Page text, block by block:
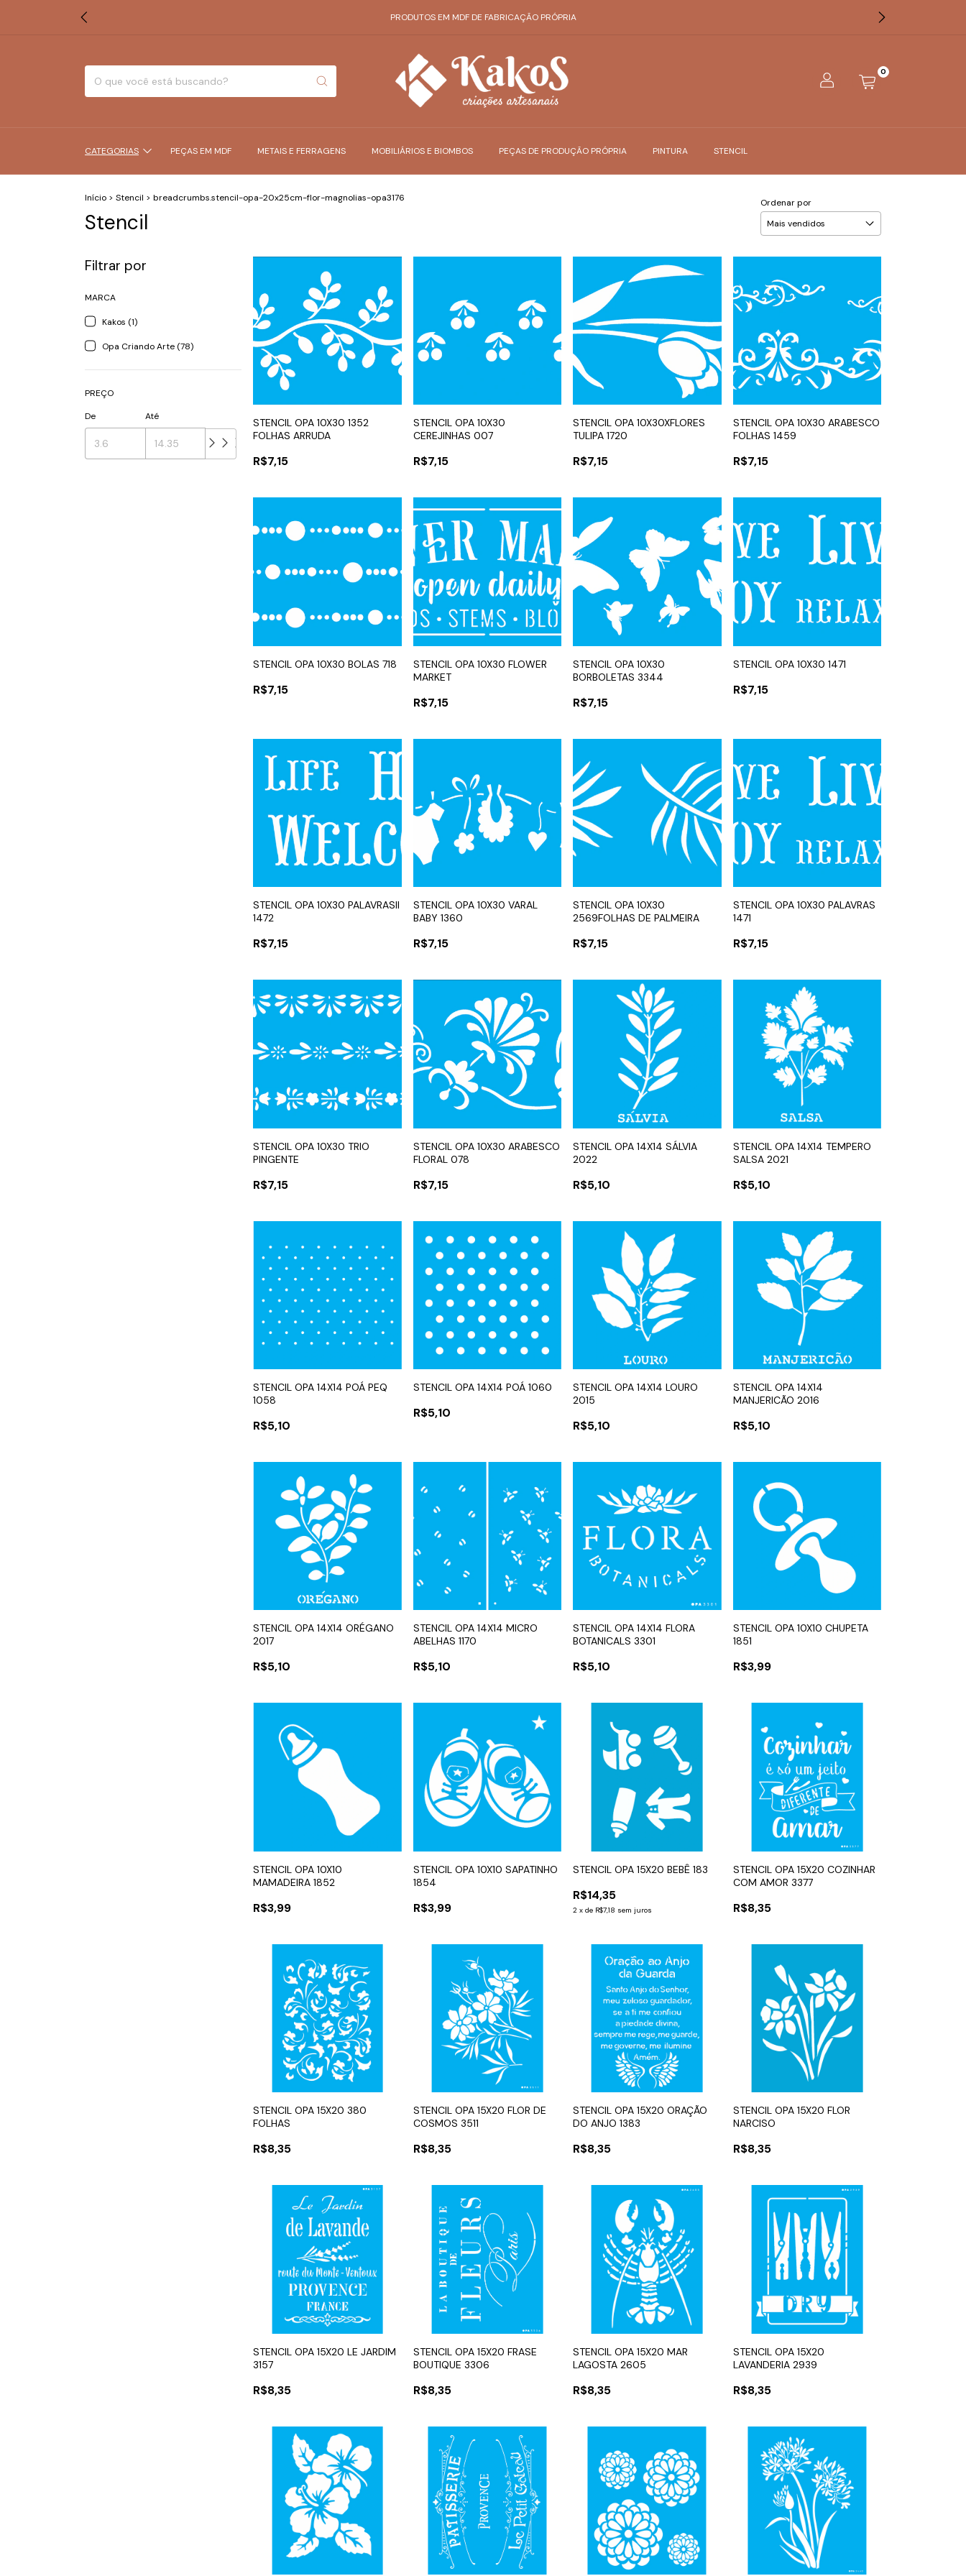
PRODUTOS EM MDF DE FABRICAÇÃO PRÓPRIA
0
CATEGORIAS PEÇAS EM MDF METAIS E FERRAGENS MOBILIÁRIOS E BIOMBOS PEÇAS DE PRODUÇÃO PRÓPRIA PINTURA STENCIL
Início > Stencil > breadcrumbs.stencil-opa-20x25cm-flor-magnolias-opa3176
Stencil
Ordenar por
Filtrar por
MARCA
Kakos (1)
Opa Criando Arte (78)
PREÇO
De
Até
STENCIL OPA 10X30 1352
FOLHAS ARRUDA
R$7,15
STENCIL OPA 10X30
CEREJINHAS 007
R$7,15
STENCIL OPA 10X30XFLORES
TULIPA 1720
R$7,15
STENCIL OPA 10X30 ARABESCO
FOLHAS 1459
R$7,15
STENCIL OPA 10X30 BOLAS 718
R$7,15
STENCIL OPA 10X30 FLOWER
MARKET
R$7,15
STENCIL OPA 10X30
BORBOLETAS 3344
R$7,15
STENCIL OPA 10X30 1471
R$7,15
STENCIL OPA 10X30 PALAVRASII
1472
R$7,15
STENCIL OPA 10X30 VARAL
BABY 1360
R$7,15
STENCIL OPA 10X30
2569FOLHAS DE PALMEIRA
R$7,15
STENCIL OPA 10X30 PALAVRAS
1471
R$7,15
STENCIL OPA 10X30 TRIO
PINGENTE
R$7,15
STENCIL OPA 10X30 ARABESCO
FLORAL 078
R$7,15
STENCIL OPA 14X14 SÁLVIA
2022
R$5,10
STENCIL OPA 14X14 TEMPERO
SALSA 2021
R$5,10
STENCIL OPA 14X14 POÁ PEQ
1058
R$5,10
STENCIL OPA 14X14 POÁ 1060
R$5,10
STENCIL OPA 14X14 LOURO
2015
R$5,10
STENCIL OPA 14X14
MANJERICÃO 2016
R$5,10
STENCIL OPA 14X14 ORÉGANO
2017
R$5,10
STENCIL OPA 14X14 MICRO
ABELHAS 1170
R$5,10
STENCIL OPA 14X14 FLORA
BOTANICALS 3301
R$5,10
STENCIL OPA 10X10 CHUPETA
1851
R$3,99
STENCIL OPA 10X10
MAMADEIRA 1852
R$3,99
STENCIL OPA 10X10 SAPATINHO
1854
R$3,99
STENCIL OPA 15X20 BEBÊ 183
R$14,35
2 xde R$7,18 sem juros
STENCIL OPA 15X20 COZINHAR
COM AMOR 3377
R$8,35
STENCIL OPA 15X20 380
FOLHAS
R$8,35
STENCIL OPA 15X20 FLOR DE
COSMOS 3511
R$8,35
STENCIL OPA 15X20 ORAÇÃO
DO ANJO 1383
R$8,35
STENCIL OPA 15X20 FLOR
NARCISO
R$8,35
STENCIL OPA 15X20 LE JARDIM
3157
R$8,35
STENCIL OPA 15X20 FRASE
BOUTIQUE 3306
R$8,35
STENCIL OPA 15X20 MAR
LAGOSTA 2605
R$8,35
STENCIL OPA 15X20
LAVANDERIA 2939
R$8,35